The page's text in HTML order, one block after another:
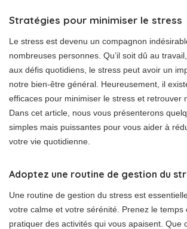
Stratégies pour minimiser le stress
Le stress est devenu un compagnon
nombreuses personnes. Qu’il soit dû au
aux défis quotidiens, le stress peut avoir un
notre bien-être général. Heureusement, il
efficaces pour minimiser le stress et retrouver
Dans cet article, nous vous présenterons
simples mais puissantes pour vous aider à
votre vie quotidienne.
Adoptez une routine de gestion du
Une routine de gestion du stress est
votre calme et votre sérénité. Prenez le temps
pratiquer des activités qui vous apaisent. Que